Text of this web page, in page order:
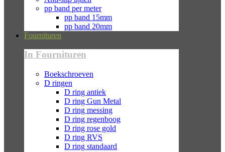
pp band per meter
pp band 15mm
pp band 20mm
Fournituren
In Fournituren
Boekschroeven
D ringen
D ring antiek
D ring Gun Metal
D ring messing
D ring regenboog
D ring rose gold
D ring RVS
D ring standaard